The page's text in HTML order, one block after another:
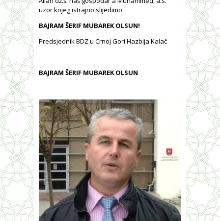
uzor kojeg istrajno slijedimo.
BAJRAM ŠERIF MUBAREK OLSUN!
Predsjednik BDZ u Crnoj Gori Hazbija Kalač
BAJRAM ŠERIF MUBAREK OLSUN